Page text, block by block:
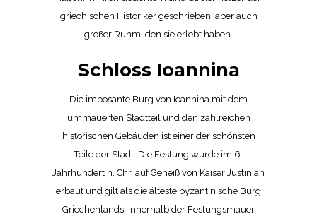
griechischen Historiker geschrieben, aber auch
großer Ruhm, den sie erlebt haben.
Schloss Ioannina
Die imposante Burg von Ioannina mit dem
ummauerten Stadtteil und den zahlreichen
historischen Gebäuden ist einer der schönsten
Teile der Stadt. Die Festung wurde im 6.
Jahrhundert n. Chr. auf Geheiß von Kaiser Justinian
erbaut und gilt als die älteste byzantinische Burg
Griechenlands. Innerhalb der Festungsmauer